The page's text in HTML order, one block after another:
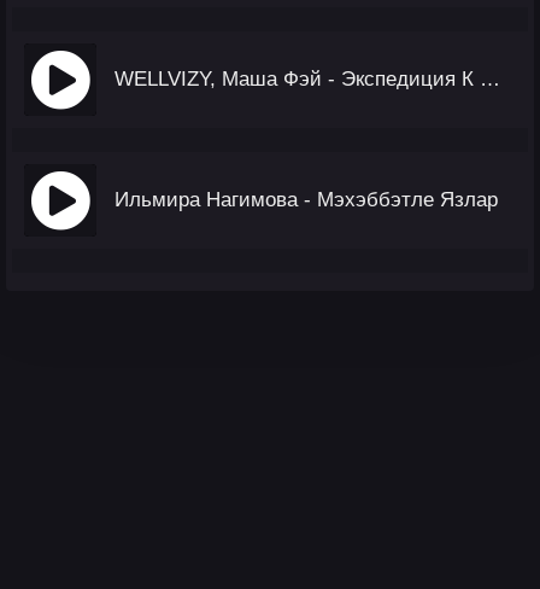
WELLVIZY, Маша Фэй - Экспедиция К Мечте
Ильмира Нагимова - Мэхэббэтле Язлар